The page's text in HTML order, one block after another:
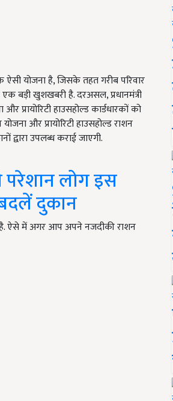
ऐसी योजना है, जिसके तहत गरीब परिवार
बड़ी खुशखबरी है. दरअसल, प्रधानमंत्री
हाउसहोल्ड कार्डधारकों को
और प्रायोरिटी हाउसहोल्ड राशन
द्वारा उपलब्ध कराई जाएगी.
परेशान लोग इस
दुकान
है. ऐसे में अगर आप अपने नजदीकी राशन